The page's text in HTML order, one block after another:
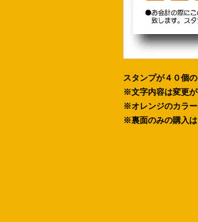
スタンプが４０個の
※文字内容は変更が
※オレンジのカラー
※裏面のみの購入は